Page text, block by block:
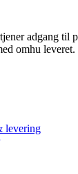
adgang til
omhu leveret.
levering